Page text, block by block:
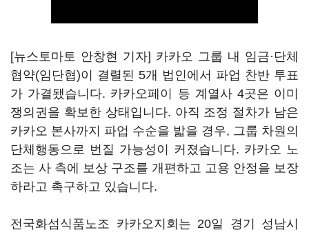
[뉴스토마토 안창현 기자] 카카오 그룹 내 임금·단체
협약(임단협)이 결렬된 5개 법인에서 파업 찬반 투표
가 가결됐습니다. 카카오페이 등 계열사 4곳은 이미
쟁의권을 확보한 상태입니다. 아직 조정 절차가 남은
카카오 본사까지 파업 수순을 밟을 경우, 그룹 차원의
단체행동으로 번질 가능성이 커졌습니다. 카카오 노
조는 사 측에 보상 구조를 개편하고 고용 안정을 보장
하라고 촉구하고 있습니다.
전국화섬식품노조 카카오지회는 20일 경기 성남시